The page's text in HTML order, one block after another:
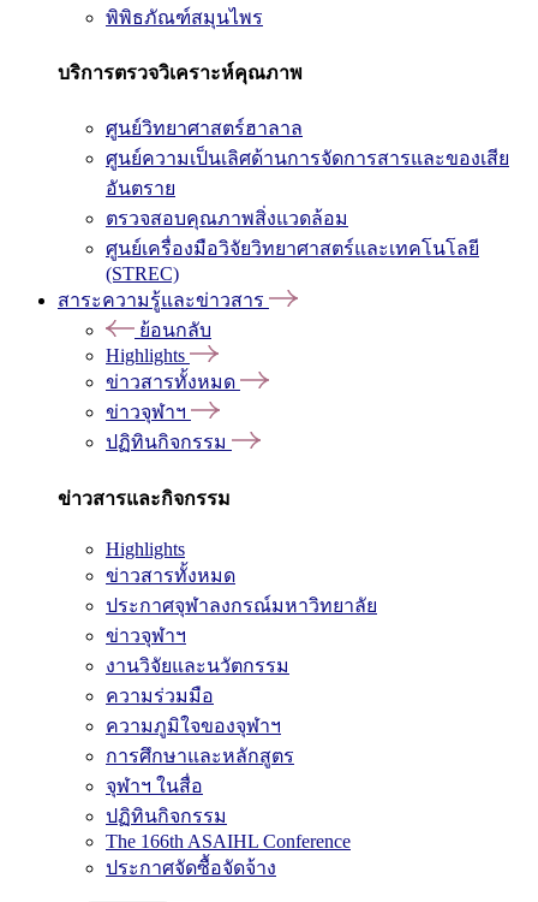
พิพิธภัณฑ์สมุนไพร
บริการตรวจวิเคราะห์คุณภาพ
ศูนย์วิทยาศาสตร์ฮาลาล
ศูนย์ความเป็นเลิศด้านการจัดการสารและของเสีย
อันตราย
ตรวจสอบคุณภาพสิ่งแวดล้อม
ศูนย์เครื่องมือวิจัยวิทยาศาสตร์และเทคโนโลยี
(STREC)
สาระความรู้และข่าวสาร
ย้อนกลับ
Highlights
ข่าวสารทั้งหมด
ข่าวจุฬาฯ
ปฏิทินกิจกรรม
ข่าวสารและกิจกรรม
Highlights
ข่าวสารทั้งหมด
ประกาศจุฬาลงกรณ์มหาวิทยาลัย
ข่าวจุฬาฯ
งานวิจัยและนวัตกรรม
ความร่วมมือ
ความภูมิใจของจุฬาฯ
การศึกษาและหลักสูตร
จุฬาฯ ในสื่อ
ปฏิทินกิจกรรม
The 166th ASAIHL Conference
ประกาศจัดซื้อจัดจ้าง